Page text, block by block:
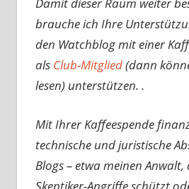
brauche ich Ihre
den Watchblog mit einer
als Club-Mitglied(dann
lesen) unterstützen. .
Mit Ihrer Kaffeespende
technische und juristische
Blogs – etwa meinen Anwalt,
Skeptiker-Angriffe schützt